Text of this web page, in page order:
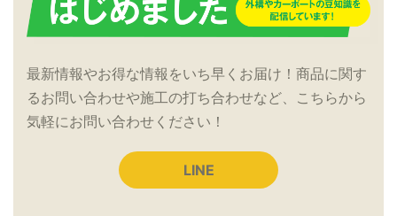
最新情報やお得な情報をいち早くお届け！商品に関す
るお問い合わせや施工の打ち合わせなど、こちらから
気軽にお問い合わせください！
LINE